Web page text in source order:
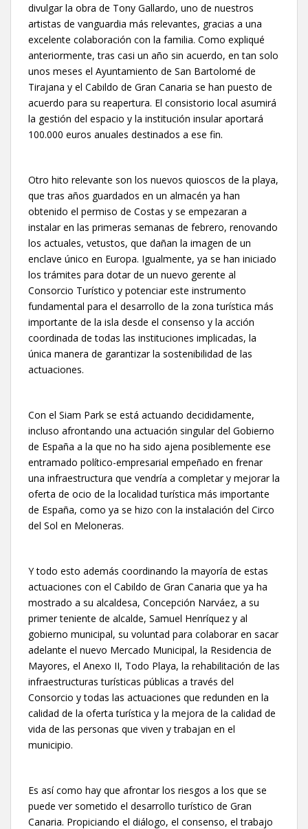
divulgar la obra de Tony Gallardo, uno de nuestros
artistas de vanguardia más relevantes, gracias a una
excelente colaboración con la familia. Como expliqué
anteriormente, tras casi un año sin acuerdo, en tan solo
unos meses el Ayuntamiento de San Bartolomé de
Tirajana y el Cabildo de Gran Canaria se han puesto de
acuerdo para su reapertura. El consistorio local asumirá
la gestión del espacio y la institución insular aportará
100.000 euros anuales destinados a ese fin.
Otro hito relevante son los nuevos quioscos de la playa,
que tras años guardados en un almacén ya han
obtenido el permiso de Costas y se empezaran a
instalar en las primeras semanas de febrero, renovando
los actuales, vetustos, que dañan la imagen de un
enclave único en Europa. Igualmente, ya se han iniciado
los trámites para dotar de un nuevo gerente al
Consorcio Turístico y potenciar este instrumento
fundamental para el desarrollo de la zona turística más
importante de la isla desde el consenso y la acción
coordinada de todas las instituciones implicadas, la
única manera de garantizar la sostenibilidad de las
actuaciones.
Con el Siam Park se está actuando decididamente,
incluso afrontando una actuación singular del Gobierno
de España a la que no ha sido ajena posiblemente ese
entramado político-empresarial empeñado en frenar
una infraestructura que vendría a completar y mejorar la
oferta de ocio de la localidad turística más importante
de España, como ya se hizo con la instalación del Circo
del Sol en Meloneras.
Y todo esto además coordinando la mayoría de estas
actuaciones con el Cabildo de Gran Canaria que ya ha
mostrado a su alcaldesa, Concepción Narváez, a su
primer teniente de alcalde, Samuel Henríquez y al
gobierno municipal, su voluntad para colaborar en sacar
adelante el nuevo Mercado Municipal, la Residencia de
Mayores, el Anexo II, Todo Playa, la rehabilitación de las
infraestructuras turísticas públicas a través del
Consorcio y todas las actuaciones que redunden en la
calidad de la oferta turística y la mejora de la calidad de
vida de las personas que viven y trabajan en el
municipio.
Es así como hay que afrontar los riesgos a los que se
puede ver sometido el desarrollo turístico de Gran
Canaria. Propiciando el diálogo, el consenso, el trabajo